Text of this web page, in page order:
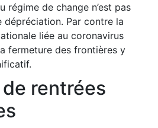
régime de change n’est pas
dépréciation. Par contre la
liée au coronavirus
fermeture des frontières y
rentrées